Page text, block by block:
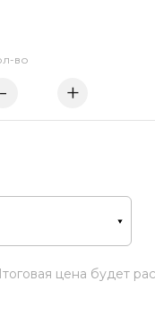
во
цена будет